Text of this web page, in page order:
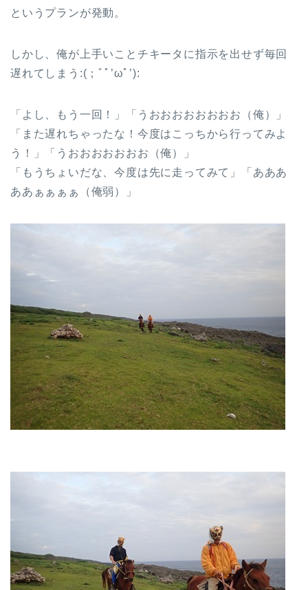
というプランが発動。
しかし、俺が上手いことチキータに指示を出せず毎回
遅れてしまう:(；ﾞﾟ’ωﾟ’):
「よし、もう一回！」「うおおおおおおおお（俺）」
「また遅れちゃったな！今度はこっちから行ってみよ
う！」「うおおおおおおお（俺）」
「もうちょいだな、今度は先に走ってみて」「あああ
ああぁぁぁぁ（俺弱）」